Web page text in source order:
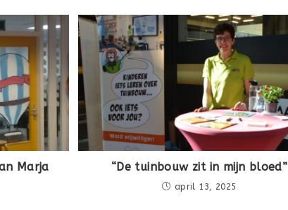
Marja “De tuinbouw zit in mijn bloed”
april 13, 2025